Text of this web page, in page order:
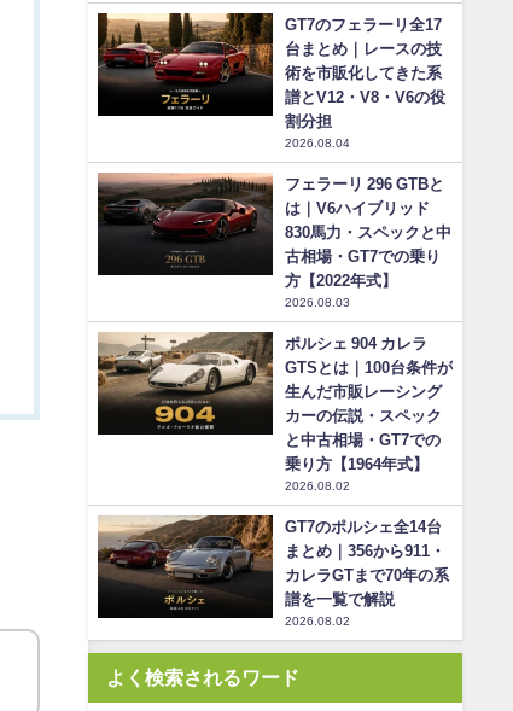
GT7のフェラーリ全17
台まとめ｜レースの技
術を市販化してきた系
譜とV12・V8・V6の役
割分担
2026.08.04
フェラーリ 296 GTBと
は｜V6ハイブリッド
830馬力・スペックと中
古相場・GT7での乗り
方【2022年式】
2026.08.03
ポルシェ 904 カレラ
GTSとは｜100台条件が
生んだ市販レーシング
カーの伝説・スペック
と中古相場・GT7での
乗り方【1964年式】
2026.08.02
GT7のポルシェ全14台
まとめ｜356から911・
カレラGTまで70年の系
譜を一覧で解説
2026.08.02
よく検索されるワード